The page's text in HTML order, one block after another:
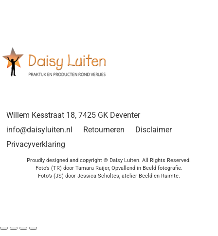
Willem Kesstraat 18, 7425 GK Deventer
info@daisyluiten.nl
Retourneren
Disclaimer
Privacyverklaring
Proudly designed and copyright © Daisy Luiten. All Rights Reserved.
Foto’s (TR) door Tamara Raijer, Opvallend in Beeld fotografie.
Foto’s (JS) door Jessica Scholtes, atelier Beeld en Ruimte.